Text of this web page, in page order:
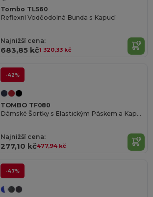
Tombo TL560
Reflexní Voděodolná Bunda s Kapucí
Najnižší cena:
683,85 kč1 320,33 kč
-42%
TOMBO TF080
Dámské Šortky s Elastickým Páskem a Kapsami
Najnižší cena:
277,10 kč477,94 kč
-47%